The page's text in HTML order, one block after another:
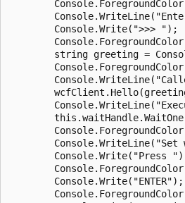
        Console.Write(">>> ");
string greeting =
Console.WriteLine("Set
Console.Write("Press
        Console.Write("ENTER");